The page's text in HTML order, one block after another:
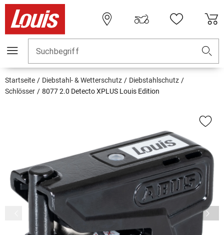
Suchbegriff
Startseite Diebstahl- & Wetterschutz
Diebstahlschutz
Schlösser
8077 2.0 Detecto XPLUS Louis Edition